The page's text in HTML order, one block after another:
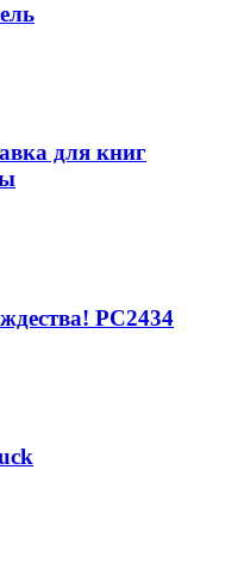
для книг
PC2434